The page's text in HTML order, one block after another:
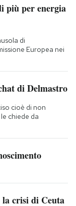
più per energia
di
Europea nei
di Delmastro
cioè di non
chiede da
crisi di Ceuta